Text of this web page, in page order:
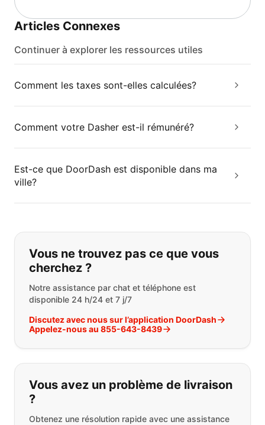
Articles Connexes
Continuer à explorer les ressources utiles
Comment les taxes sont-elles calculées?
Comment votre Dasher est-il rémunéré?
Est-ce que DoorDash est disponible dans ma
ville?
Si vous ne trouvez pas ce que vous
Vous ne trouvez pas ce que vous
cherchez ?
Notre assistance par chat et téléphone est
disponible 24 h/24 et 7 j/7
Discutez avec nous sur l’application DoorDash
Appelez-nous au 855-643-8439
Vous avez un problème de livraison
?
Obtenez une résolution rapide avec une assistance